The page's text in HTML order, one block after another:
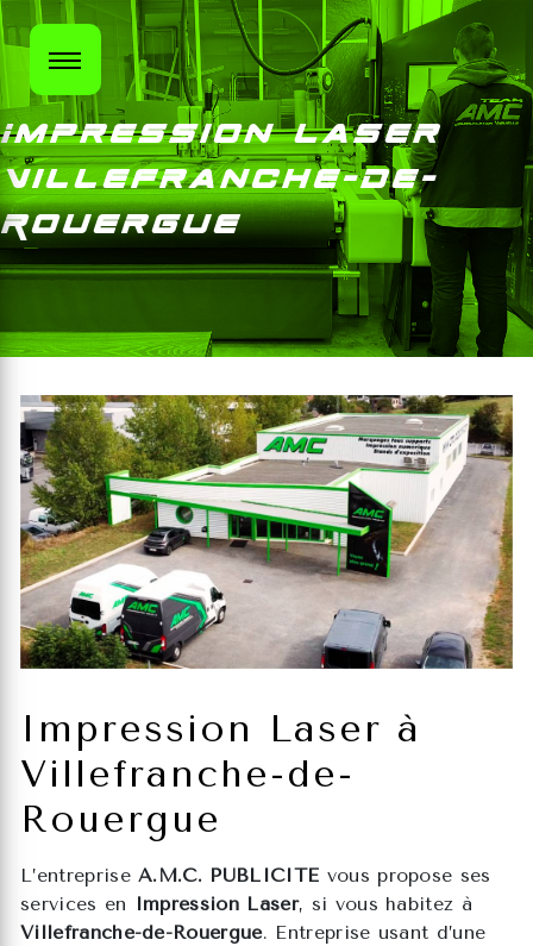
Impression Laser
Villefranche-de-
Rouergue
Impression Laser à
Villefranche-de-
Rouergue
L’entrepriseA.M.C. PUBLICITE vous propose ses
services en Impression Laser, si vous habitez à
Villefranche-de-Rouergue. Entreprise usant d’une
Panneau de gestion des cookies